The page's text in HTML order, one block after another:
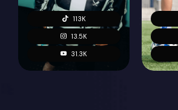
113K
13.5K
31.3K